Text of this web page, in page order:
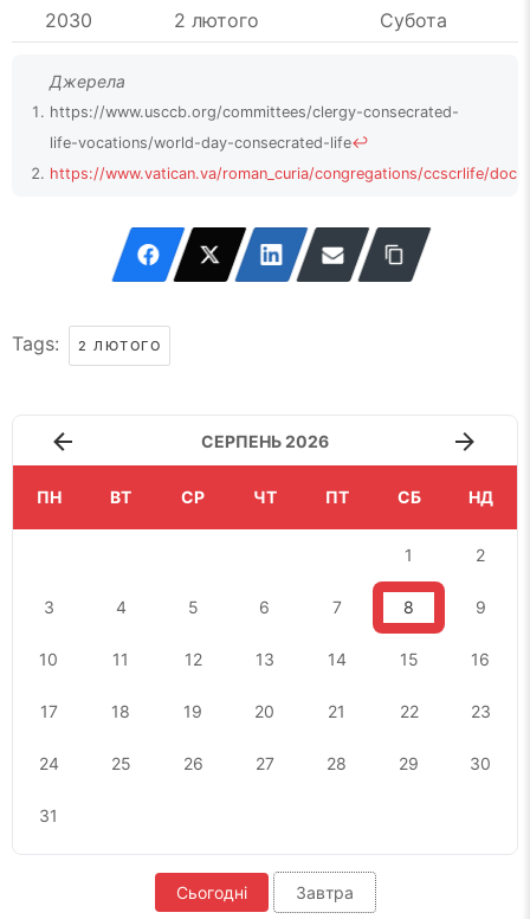
2030
2 лютого Субота
https://www.usccb.org/committees/clergy-consecrated-
life-vocations/world-day-consecrated-life↩
https://www.vatican.va/roman_curia/congregations/ccscrlife/
https://www.catholicnewsagency.com/news/250277/5-
things-to-know-about-the-world-day-for-consecrated-
Tags: 2 ЛЮТОГО
СЕРПЕНЬ 2026
ПН ВТ СР ЧТ ПТ СБ НД
1 2
3 4 5 6 7 8 9
10 11 12 13 14 15 16
17 18 19 20 21 22 23
24 25 26 27 28 29 30
31
Сьогодні Завтра